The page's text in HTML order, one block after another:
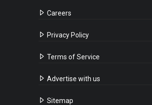
Careers
Privacy Policy
Terms of Service
Advertise with us
Sitemap